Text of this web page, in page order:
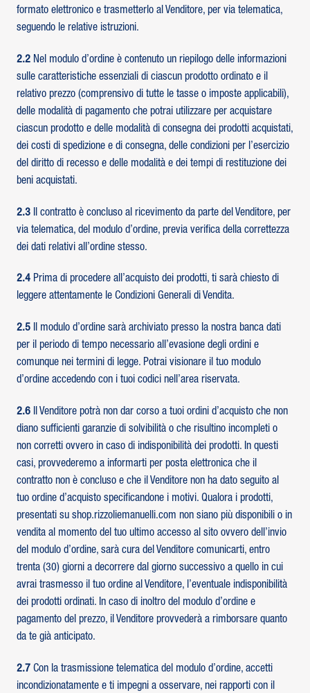
formato elettronico e trasmetterlo al Venditore, per via telematica,
seguendo le relative istruzioni.
2.2 Nel modulo d’ordine è contenuto un riepilogo delle informazioni
sulle caratteristiche essenziali di ciascun prodotto ordinato e il
relativo prezzo (comprensivo di tutte le tasse o imposte applicabili),
delle modalità di pagamento che potrai utilizzare per acquistare
ciascun prodotto e delle modalità di consegna dei prodotti acquistati,
dei costi di spedizione e di consegna, delle condizioni per l’esercizio
del diritto di recesso e delle modalità e dei tempi di restituzione dei
beni acquistati.
2.3 Il contratto è concluso al ricevimento da parte del Venditore, per
via telematica, del modulo d’ordine, previa verifica della correttezza
dei dati relativi all’ordine stesso.
2.4 Prima di procedere all’acquisto dei prodotti, ti sarà chiesto di
leggere attentamente le Condizioni Generali di Vendita.
2.5 Il modulo d’ordine sarà archiviato presso la nostra banca dati
per il periodo di tempo necessario all’evasione degli ordini e
comunque nei termini di legge. Potrai visionare il tuo modulo
d’ordine accedendo con i tuoi codici nell’area riservata.
2.6 Il Venditore potrà non dar corso a tuoi ordini d’acquisto che non
diano sufficienti garanzie di solvibilità o che risultino incompleti o
non corretti ovvero in caso di indisponibilità dei prodotti. In questi
casi, provvederemo a informarti per posta elettronica che il
contratto non è concluso e che il Venditore non ha dato seguito al
tuo ordine d’acquisto specificandone i motivi. Qualora i prodotti,
presentati su shop.rizzoliemanuelli.com non siano più disponibili o in
vendita al momento del tuo ultimo accesso al sito ovvero dell’invio
del modulo d’ordine, sarà cura del Venditore comunicarti, entro
trenta (30) giorni a decorrere dal giorno successivo a quello in cui
avrai trasmesso il tuo ordine al Venditore, l’eventuale indisponibilità
dei prodotti ordinati. In caso di inoltro del modulo d’ordine e
pagamento del prezzo, il Venditore provvederà a rimborsare quanto
da te già anticipato.
2.7 Con la trasmissione telematica del modulo d’ordine, accetti
incondizionatamente e ti impegni a osservare, nei rapporti con il